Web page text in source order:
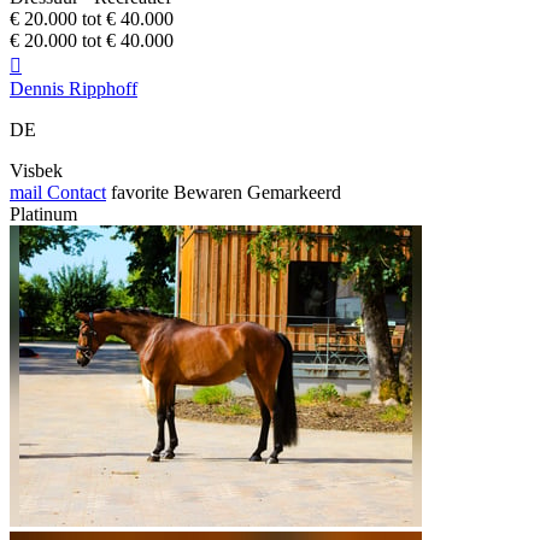
€ 20.000 tot € 40.000
€ 20.000 tot € 40.000

Dennis Ripphoff
DE
Visbek
mail Contact favorite Bewaren Gemarkeerd
Platinum